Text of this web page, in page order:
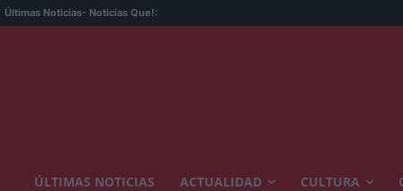
Últimas Noticias- Noticias Que!:
ÚLTIMAS NOTICIAS ACTUALIDAD CULTURA